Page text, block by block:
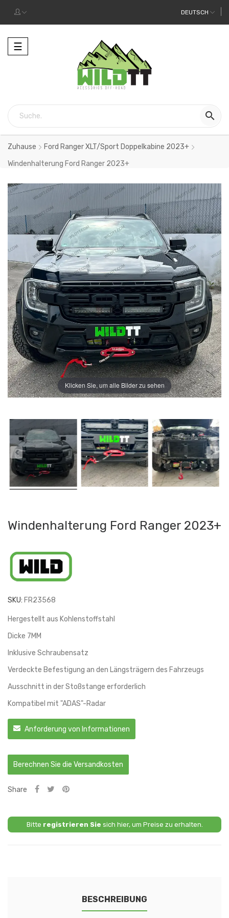
DEUTSCH
Toggle
navigation
☰

Zuhause
Ford Ranger XLT/Sport Doppelkabine 2023+
Windenhalterung Ford Ranger 2023+
Klicken Sie, um alle Bilder zu sehen
Windenhalterung Ford Ranger 2023+
SKU: FR23568
Hergestellt aus Kohlenstoffstahl
Dicke 7MM
Inklusive Schraubensatz
Verdeckte Befestigung an den Längsträgern des Fahrzeugs
Ausschnitt in der Stoßstange erforderlich
Kompatibel mit "ADAS"-Radar
Anforderung von Informationen
Berechnen Sie die Versandkosten
Share
Bitte registrieren Sie sich hier, um Preise zu erhalten.
BESCHREIBUNG